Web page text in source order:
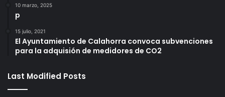
10 marzo, 2025
p
15 julio, 2021
El Ayuntamiento de Calahorra convoca subvenciones
para la adquisión de medidores de CO2
Last Modified Posts